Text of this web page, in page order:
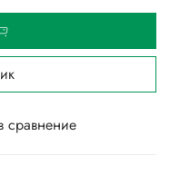
сравнение